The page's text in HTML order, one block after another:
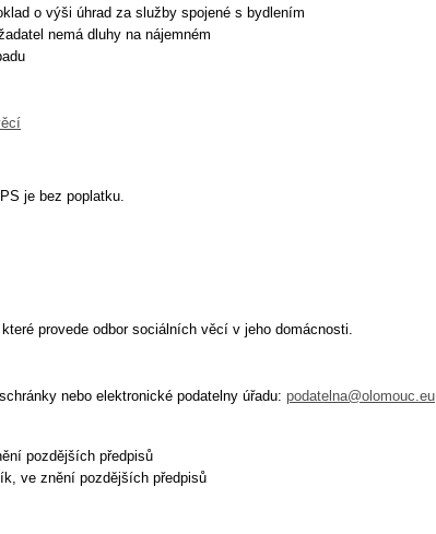
o výši úhrad za služby spojené s bydlením
nemá dluhy na nájemném
je bez poplatku.
provede odbor sociálních věcí v jeho domácnosti.
nebo elektronické podatelny úřadu: podatelna@olomouc.eu
pozdějších předpisů
ve znění pozdějších předpisů